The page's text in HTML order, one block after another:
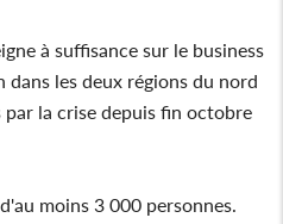
à suffisance sur le business
dans les deux régions du nord
par la crise depuis fin octobre
moins 3 000 personnes.